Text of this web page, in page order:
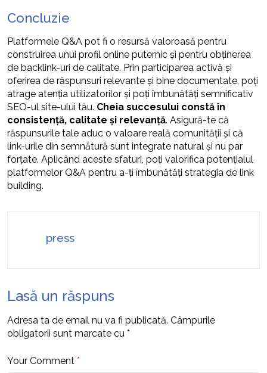
Concluzie
Platformele Q&A pot fi o resursă valoroasă pentru
construirea unui profil online puternic și pentru obținerea
de backlink-uri de calitate. Prin participarea activă și
oferirea de răspunsuri relevante și bine documentate, poți
atrage atenția utilizatorilor și poți îmbunătăți semnificativ
SEO-ul site-ului tău. Cheia succesului constă în
consistență, calitate și relevanță. Asigură-te că
răspunsurile tale aduc o valoare reală comunității și că
link-urile din semnătură sunt integrate natural și nu par
forțate. Aplicând aceste sfaturi, poți valorifica potențialul
platformelor Q&A pentru a-ți îmbunătăți strategia de link
building.
press
Lasă un răspuns
Adresa ta de email nu va fi publicată. Câmpurile
obligatorii sunt marcate cu *
Your Comment *